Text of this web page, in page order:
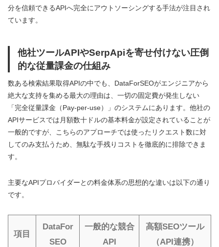
分を信頼できるAPIへ完全にアウトソーシングする手法が注目され
ています。
他社ツールAPIやSerpApiを寄せ付けない圧倒
的な従量課金の仕組み
数ある検索結果取得APIの中でも、DataForSEOがエンジニアから
絶大な支持を集める最大の理由は、一切の固定費が発生しない
「完全従量課金（Pay-per-use）」のシステムにあります。他社の
APIサービスでは月額数十ドルの基本料金が設定されていることが
一般的ですが、こちらのアプローチでは使ったリクエスト数に対
してのみ支払うため、無駄な手残りコストを徹底的に排除できま
す。
主要なAPIプロバイダーとの料金体系の思想的な違いは以下の通り
です。
項目
DataFor
SEO
一般的な競合
API
高額SEOツール
（API連携）